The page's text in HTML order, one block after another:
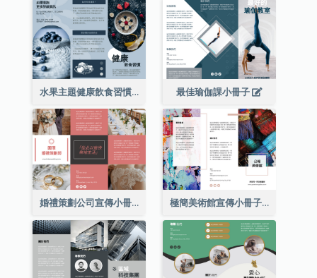
水果主題健康飲食習慣小冊子 最佳瑜伽課小冊子
婚禮策劃公司宣傳小冊子 極簡美術館宣傳小冊子